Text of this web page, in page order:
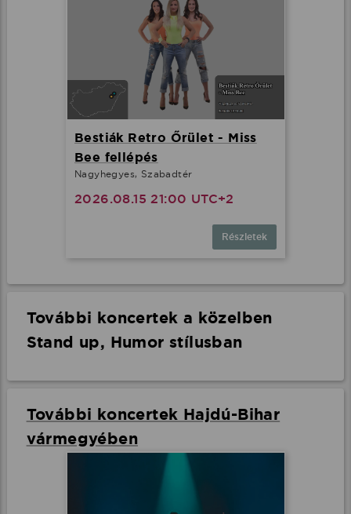
Bestiák Retro Őrület - Miss
Bee fellépés
Nagyhegyes, Szabadtér
2026.08.15 21:00 UTC+2
Részletek
További koncertek a közelben
Stand up, Humor stílusban
További koncertek Hajdú-Bihar
vármegyében